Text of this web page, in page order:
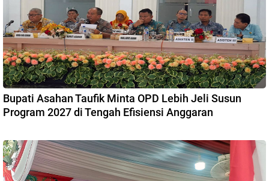
Bupati Asahan Taufik Minta OPD Lebih Jeli Susun
Program 2027 di Tengah Efisiensi Anggaran